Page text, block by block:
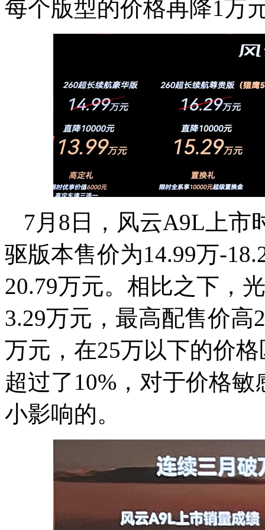
每个版型的价格再降1万
7月8日，风云A9L上市
驱版本售价为14.99万-
20.79万元。相比之下，
3.29万元，最高配售价
万元，在25万以下的价
超过了10%，对于价格
小影响的。